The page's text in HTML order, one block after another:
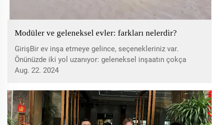
Modüler ve geleneksel evler: farkları nelerdir?
GirişBir ev inşa etmeye gelince, seçenekleriniz var.
Önünüzde iki yol uzanıyor: geleneksel inşaatın çokça
kullanılan yolu ve modüler evlerin yenilikçi yolu. Her ikisi
Aug. 22. 2024